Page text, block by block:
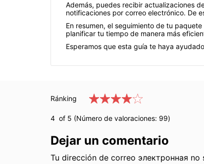
Además, puedes recibir actualizaciones
notificaciones por correo electrónico. De
En resumen, el seguimiento de tu
planificar tu tiempo de manera más
Esperamos que esta guía te haya
Ránking
4 of 5 (Número de valoraciones: 99)
Dejar un comentario
Tu dirección de correo электронная no